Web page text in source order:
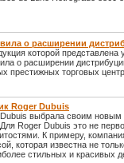
о расширении
которой представлена
о расширении
престижных торговых
Roger Dubuis
выбрала своим новым
Roger Dubuis это не
К примеру,
которая известна не
стильных и красивых